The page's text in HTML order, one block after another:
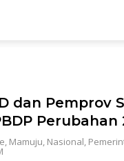
dan Pemprov
Perubahan
Mamuju Nasional